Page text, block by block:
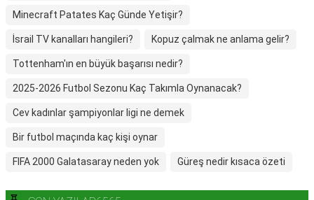
Minecraft Patates Kaç Günde Yetişir?
İsrail TV kanalları hangileri? Kopuz çalmak ne anlama gelir?
Tottenham'ın en büyük başarısı nedir?
2025-2026 Futbol Sezonu Kaç Takımla Oynanacak?
Cev kadınlar şampiyonlar ligi ne demek
Bir futbol maçında kaç kişi oynar
FIFA 2000 Galatasaray neden yok Güreş nedir kısaca özeti